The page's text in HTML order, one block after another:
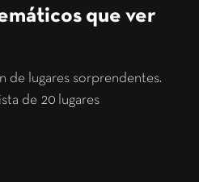
que ver
de lugares sorprendentes.
de 20 lugares